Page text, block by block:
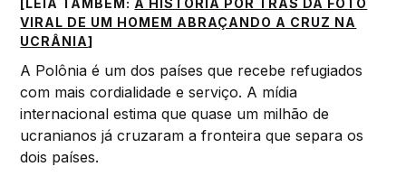
[LEIA TAMBÉM: A HISTÓRIA POR TRÁS DA FOTO
VIRAL DE UM HOMEM ABRAÇANDO A CRUZ NA
UCRÂNIA]
A Polônia é um dos países que recebe refugiados
com mais cordialidade e serviço. A mídia
internacional estima que quase um milhão de
ucranianos já cruzaram a fronteira que separa os
dois países.